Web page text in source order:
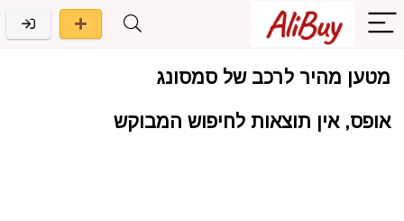
מטען מהיר לרכב של סמסונג
אופס, אין תוצאות לחיפוש המבוקש